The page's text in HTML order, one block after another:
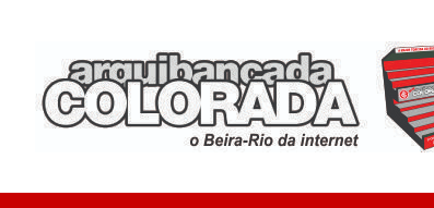
Arquibancada